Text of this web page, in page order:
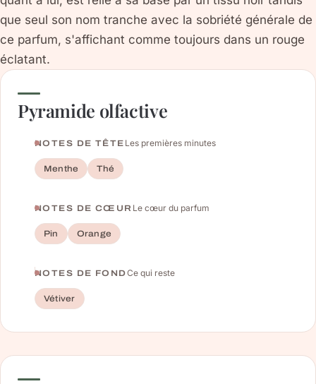
que seul son nom tranche avec la sobriété générale de
ce parfum, s'affichant comme toujours dans un rouge
éclatant.
Pyramide olfactive
NOTES DE TÊTE Les premières minutes
Menthe Thé
NOTES DE CŒUR Le cœur du parfum
Pin Orange
NOTES DE FONDCe qui reste
Vétiver